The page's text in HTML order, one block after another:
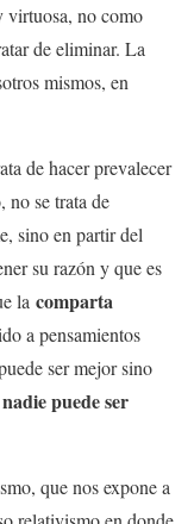
virtuosa, no como
de eliminar. La
mismos, en
de hacer prevalecer
no se trata de
sino en partir del
su razón y que es
la comparta
a pensamientos
ser mejor sino
nadie puede ser
que nos expone a